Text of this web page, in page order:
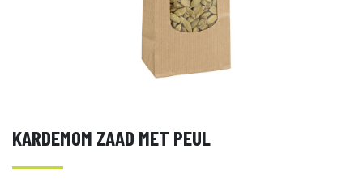
KARDEMOM ZAAD MET PEUL